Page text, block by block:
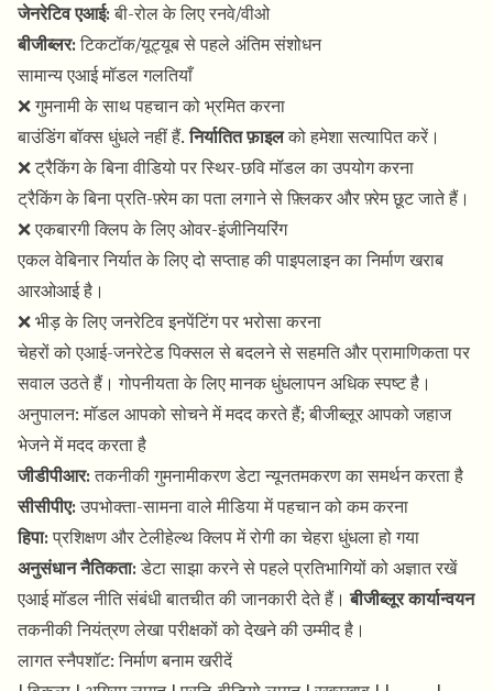
जेनरेटिव एआई:बी-रोल के लिए रनवे/वीओ
बीजीब्लर:टिकटॉक/यूट्यूब से पहले अंतिम संशोधन
सामान्य एआई मॉडल गलतियाँ
❌ गुमनामी के साथ पहचान को भ्रमित करना
बाउंडिंग बॉक्स धुंधले नहीं हैं.निर्यातित फ़ाइलको हमेशा सत्यापित करें।
❌ ट्रैकिंग के बिना वीडियो पर स्थिर-छवि मॉडल का उपयोग करना
ट्रैकिंग के बिना प्रति-फ़्रेम का पता लगाने से फ़्लिकर और फ़्रेम छूट जाते हैं।
❌ एकबारगी क्लिप के लिए ओवर-इंजीनियरिंग
एकल वेबिनार निर्यात के लिए दो सप्ताह की पाइपलाइन का निर्माण खराब
आरओआई है।
❌ भीड़ के लिए जनरेटिव इनपेंटिंग पर भरोसा करना
चेहरों को एआई-जनरेटेड पिक्सल से बदलने से सहमति और प्रामाणिकता पर
सवाल उठते हैं। गोपनीयता के लिए मानक धुंधलापन अधिक स्पष्ट है।
अनुपालन: मॉडल आपको सोचने में मदद करते हैं; बीजीब्लूर आपको जहाज
भेजने में मदद करता है
जीडीपीआर:तकनीकी गुमनामीकरण डेटा न्यूनतमकरण का समर्थन करता है
सीसीपीए:उपभोक्ता-सामना वाले मीडिया में पहचान को कम करना
हिपा:प्रशिक्षण और टेलीहेल्थ क्लिप में रोगी का चेहरा धुंधला हो गया
अनुसंधान नैतिकता:डेटा साझा करने से पहले प्रतिभागियों को अज्ञात रखें
एआई मॉडल नीति संबंधी बातचीत की जानकारी देते हैं।बीजीब्लूर कार्यान्वयन
तकनीकी नियंत्रण लेखा परीक्षकों को देखने की उम्मीद है।
लागत स्नैपशॉट: निर्माण बनाम खरीदें